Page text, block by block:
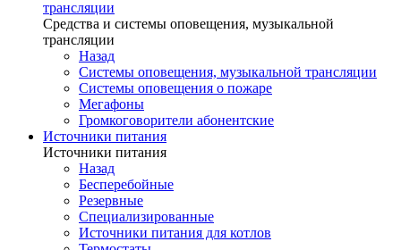
трансляции
Средства и системы оповещения, музыкальной
трансляции
Назад
Системы оповещения, музыкальной трансляции
Системы оповещения о пожаре
Мегафоны
Громкоговорители абонентские
Источники питания
Источники питания
Назад
Бесперебойные
Резервные
Специализированные
Источники питания для котлов